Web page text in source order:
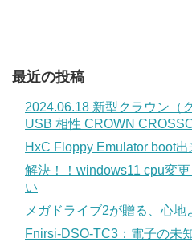
最近の投稿
2024.06.18 新型クラウン（
USB 相性 CROWN
HxC Floppy Emulator boot
解決！！windows11 cpu変
い
メガドライブ2が贈る、心地
Fnirsi-DSO-TC3：電子の未